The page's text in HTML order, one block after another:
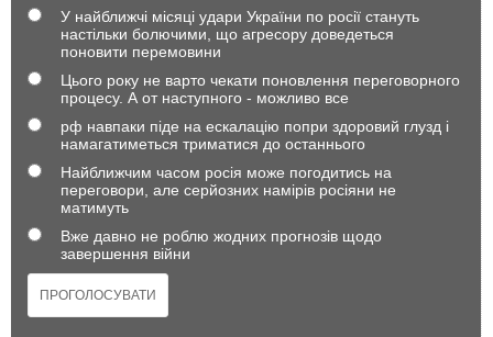
У найближчі місяці удари України по росії стануть
настільки болючими, що агресору доведеться
поновити перемовини
Цього року не варто чекати поновлення переговорного
процесу. А от наступного - можливо все
рф навпаки піде на ескалацію попри здоровий глузд і
намагатиметься триматися до останнього
Найближчим часом росія може погодитись на
переговори, але серйозних намірів росіяни не
матимуть
Вже давно не роблю жодних прогнозів щодо
завершення війни